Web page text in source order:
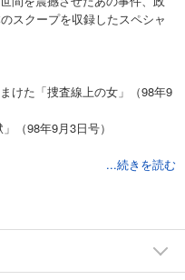
スクープを収録したスペシャ
けた「捜査線上の女」（98年9
（98年9月3日号）
い写真（02年5月2・9日号）
６１日」全内幕（09年11月19
日号）
...続きを読む